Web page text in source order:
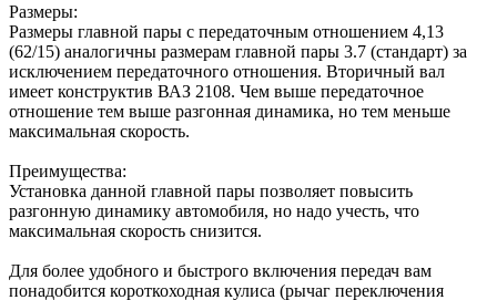
Размеры:
Размеры главной пары с передаточным отношением 4,13
(62/15) аналогичны размерам главной пары 3.7 (стандарт) за
исключением передаточного отношения. Вторичный вал
имеет конструктив ВАЗ 2108. Чем выше передаточное
отношение тем выше разгонная динамика, но тем меньше
максимальная скорость.
Преимущества:
Установка данной главной пары позволяет повысить
разгонную динамику автомобиля, но надо учесть, что
максимальная скорость снизится.
Для более удобного и быстрого включения передач вам
понадобится короткоходная кулиса (рычаг переключения